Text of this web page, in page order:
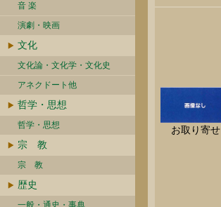
音 楽
演劇・映画
文化
文化論・文化学・文化史
アネクドート他
哲学・思想
哲学・思想
宗 教
宗 教
歴史
一般・通史・事典
お取り寄せ